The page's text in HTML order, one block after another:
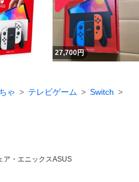
27,700円
ゃ テレビゲーム
Switch
ア・エニックスASUS